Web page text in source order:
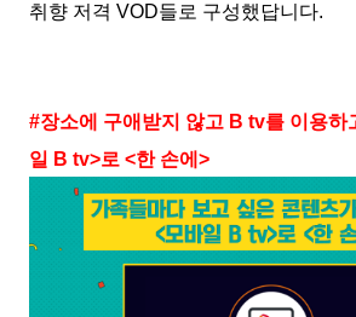
취향 저격 VOD들로 구성했답니다.
#장소에 구애받지 않고 B tv를 이용하
일 B tv>로 <한 손에>